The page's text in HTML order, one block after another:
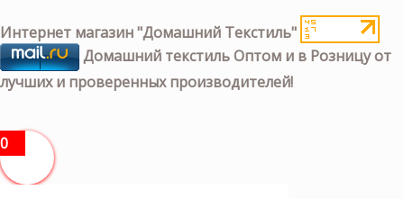
Интернет магазин "Домашний Текстиль"
Домашний текстиль Оптом и в Розницу от
лучших и проверенных производителей!
0